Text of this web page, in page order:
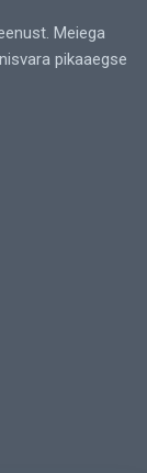
Meiega
pikaaegse